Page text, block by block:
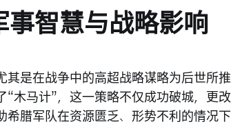
事智慧与战略影响
其是在战争中的高超战略谋略为后世所
“木马计”，这一策略不仅成功破城，更
希腊军队在资源匮乏、形势不利的情况